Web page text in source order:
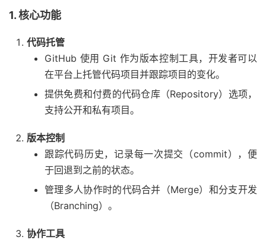
1. 核心功能
代码托管
GitHub 使用 Git 作为版本控制工具，开发者可以
在平台上托管代码项目并跟踪项目的变化。
提供免费和付费的代码仓库（Repository）选项，
支持公开和私有项目。
版本控制
跟踪代码历史，记录每一次提交（commit），便
于回退到之前的状态。
管理多人协作时的代码合并（Merge）和分支开发
（Branching）。
协作工具